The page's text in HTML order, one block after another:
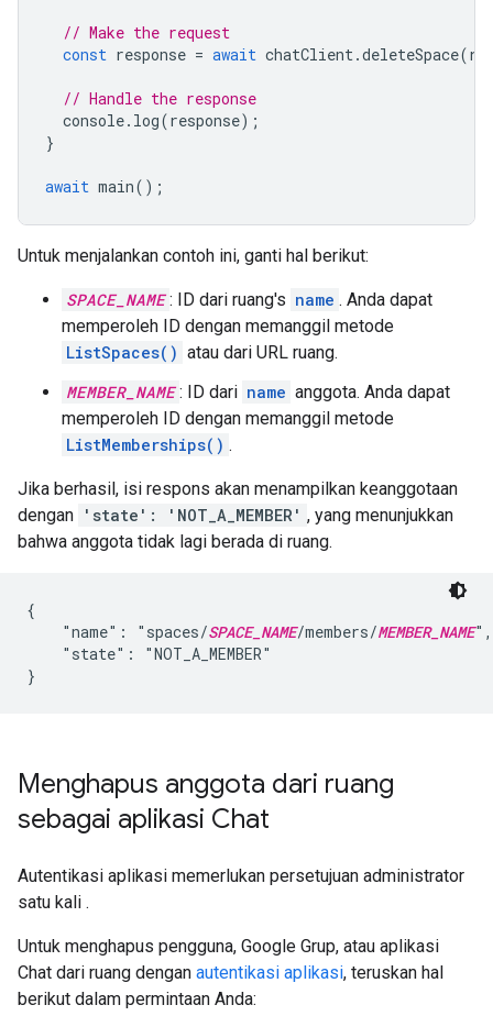
// Make the request
const response = await chatClient.deleteSpace(
// Handle the response
console. log(response);
}
await main();
Untuk menjalankan contoh ini, ganti hal berikut:
SPACE_NAME : ID dari ruang's name . Anda dapat
memperoleh ID dengan memanggil metode
ListSpaces() atau dari URL ruang.
MEMBER_NAME : ID dari name anggota. Anda dapat
memperoleh ID dengan memanggil metode
ListMemberships() .
Jika berhasil, isi respons akan menampilkan keanggotaan
dengan 'state': 'NOT_A_MEMBER' , yang menunjukkan
bahwa anggota tidak lagi berada di ruang.
{
    "name": "spaces/
SPACE_NAME/members/MEMBER_NAME",
    "state": "NOT_A_MEMBER"
Menghapus anggota dari ruang
sebagai aplikasi Chat
Autentikasi aplikasi memerlukan persetujuan administrator
satu kali .
Untuk menghapus pengguna, Google Grup, atau aplikasi
Chat dari ruang dengan autentikasi aplikasi, teruskan hal
berikut dalam permintaan Anda: